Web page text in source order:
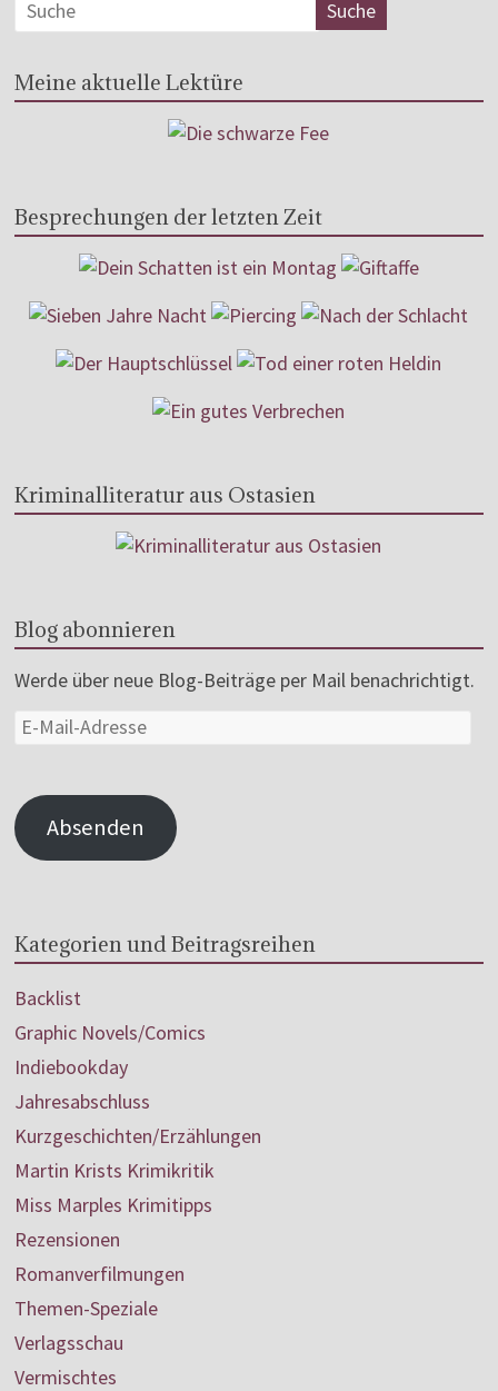
Meine aktuelle Lektüre
Besprechungen der letzten Zeit
Kriminalliteratur aus Ostasien
Blog abonnieren
Werde über neue Blog-Beiträge per Mail benachrichtigt.
Absenden
Kategorien und Beitragsreihen
Backlist
Graphic Novels/Comics
Indiebookday
Jahresabschluss
Kurzgeschichten/Erzählungen
Martin Krists Krimikritik
Miss Marples Krimitipps
Rezensionen
Romanverfilmungen
Themen-Speziale
Verlagsschau
Vermischtes